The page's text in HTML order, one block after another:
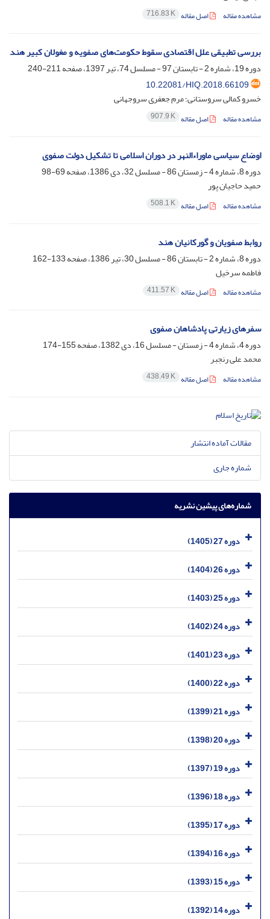
مشاهده مقاله اصل مقاله 716.83 K
بررسی تطبیقی علل اقتصادی سقوط حکومت‌های صفویه و مغولان کبیر هند
دوره 19، شماره 2 - تابستان 97 - مسلسل 74، تیر 1397، صفحه
211-240
10.22081/HIQ.2018.66109
خسرو کمالی سروستانی؛ مرم جعفری سروجهانی
مشاهده مقاله اصل مقاله 907.9 K
اوضاع سیاسی ماوراءالنهر در دوران اسلامی تا تشکیل دولت صفوی
دوره 8، شماره 4 - زمستان 86 - مسلسل 32، دی 1386، صفحه
69-98
حمید حاجیان پور
مشاهده مقاله اصل مقاله 508.1 K
روابط صفویان و گورکانیان هند
دوره 8، شماره 2 - تابستان 86 - مسلسل 30، تیر 1386، صفحه
133-162
فاطمه سرخیل
مشاهده مقاله اصل مقاله 411.57 K
سفرهاى زیارتى پادشاهان صفوى‏
دوره 4، شماره 4 - زمستان - مسلسل 16، دی 1382، صفحه
155-174
محمد علی رنجبر
مشاهده مقاله اصل مقاله 438.49 K
مقالات آماده انتشار
شماره جاری
شماره‌های پیشین نشریه
دوره 27 (1405)
دوره 26 (1404)
دوره 25 (1403)
دوره 24 (1402)
دوره 23 (1401)
دوره 22 (1400)
دوره 21 (1399)
دوره 20 (1398)
دوره 19 (1397)
دوره 18 (1396)
دوره 17 (1395)
دوره 16 (1394)
دوره 15 (1393)
دوره 14 (1392)